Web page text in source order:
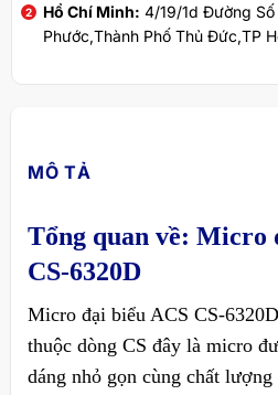
Hồ Chí Minh: 4/19/1d Đường
Phước,Thành Phố Thủ Đức,TP
MÔ TẢ
Tổng quan về: Micro
CS-6320D
Micro đại biểu ACS CS-
thuộc dòng CS đây là micro
dáng nhỏ gọn cùng chất